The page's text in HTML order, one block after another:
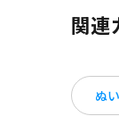
関連
ぬ